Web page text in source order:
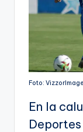
Foto:
En la